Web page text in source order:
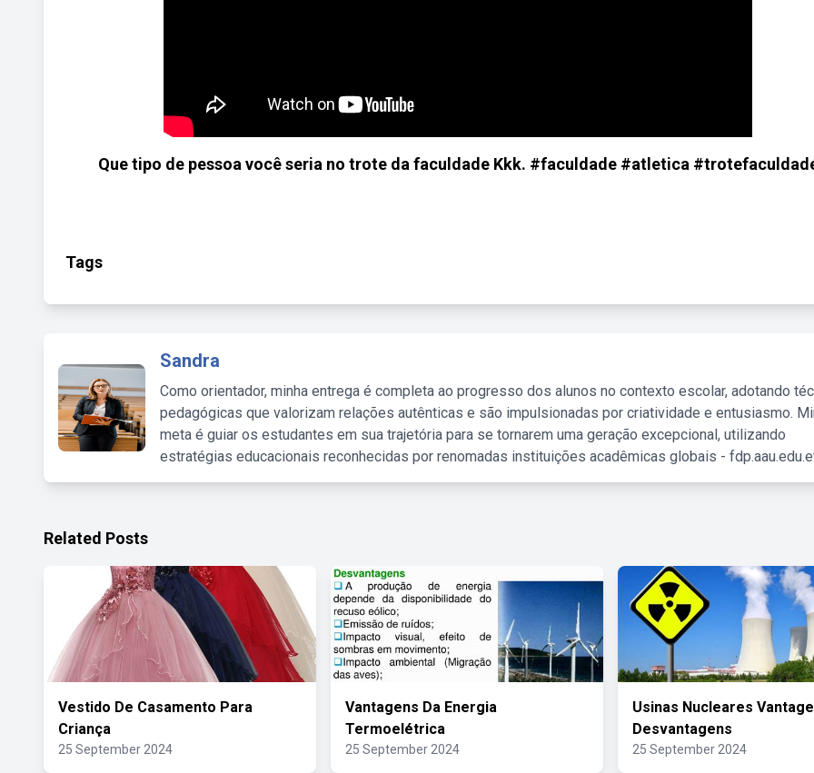
Que tipo de pessoa você seria no trote da faculdade Kkk. #faculdade #atletica
Tags
Sandra
Como orientador, minha entrega é completa ao progresso dos alunos no contexto escolar, adotando
pedagógicas que valorizam relações autênticas e são impulsionadas por criatividade e entusiasmo.
meta é guiar os estudantes em sua trajetória para se tornarem uma geração excepcional, utilizando
estratégias educacionais reconhecidas por renomadas instituições acadêmicas globais -
Related Posts
Vestido De Casamento Para
Criança
25 September 2024
Vantagens Da Energia
Termoelétrica
25 September 2024
Usinas Nucleares
Desvantagens
25 September 2024